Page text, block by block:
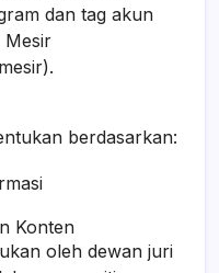
dan tag akun
Mesir
berdasarkan:
Konten
oleh dewan juri